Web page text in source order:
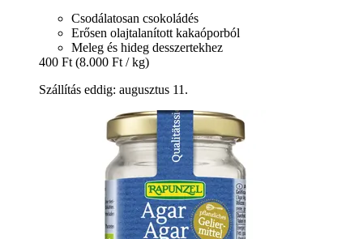
Csodálatosan csokoládés
Erősen olajtalanított kakaóporból
Meleg és hideg desszertekhez
400 Ft (8.000 Ft / kg)
Szállítás eddig: augusztus 11.